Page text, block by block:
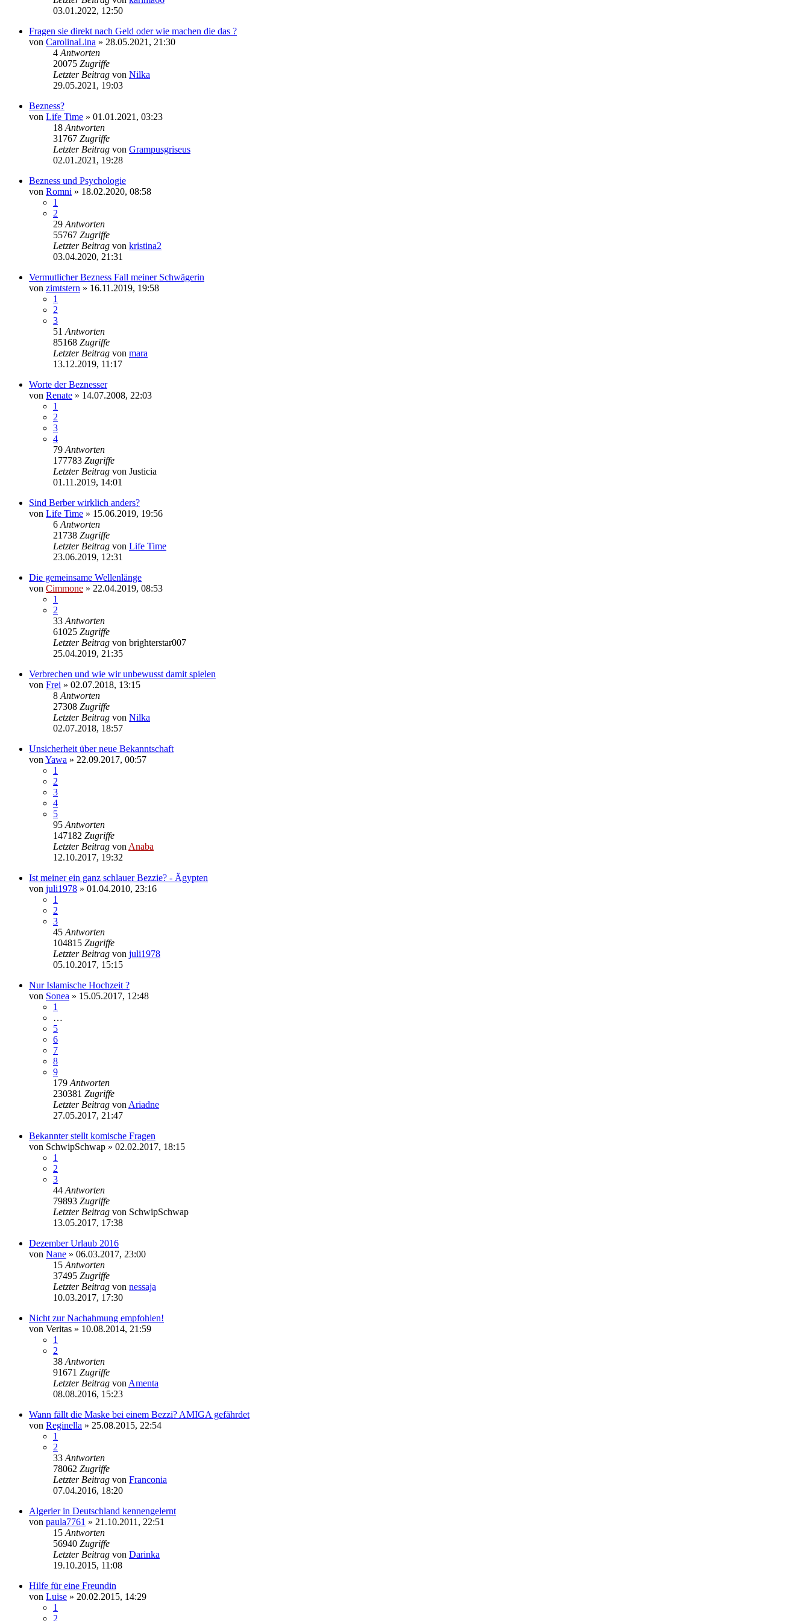
03.01.2022, 12:50
Fragen sie direkt nach Geld oder wie machen die das ?
von CarolinaLina » 28.05.2021, 21:30
4 Antworten
20075 Zugriffe
Letzter Beitrag von Nilka
29.05.2021, 19:03
Bezness?
von Life Time » 01.01.2021, 03:23
18 Antworten
31767 Zugriffe
Letzter Beitrag von Grampusgriseus
02.01.2021, 19:28
Bezness und Psychologie
von Romni » 18.02.2020, 08:58
1
2
29 Antworten
55767 Zugriffe
Letzter Beitrag von kristina2
03.04.2020, 21:31
Vermutlicher Bezness Fall meiner Schwägerin
von zimtstern » 16.11.2019, 19:58
1
2
3
51 Antworten
85168 Zugriffe
Letzter Beitrag von mara
13.12.2019, 11:17
Worte der Beznesser
von Renate » 14.07.2008, 22:03
1
2
3
4
79 Antworten
177783 Zugriffe
Letzter Beitrag von Justicia
01.11.2019, 14:01
Sind Berber wirklich anders?
von Life Time » 15.06.2019, 19:56
6 Antworten
21738 Zugriffe
Letzter Beitrag von Life Time
23.06.2019, 12:31
Die gemeinsame Wellenlänge
von Cimmone » 22.04.2019, 08:53
1
2
33 Antworten
61025 Zugriffe
Letzter Beitrag von brighterstar007
25.04.2019, 21:35
Verbrechen und wie wir unbewusst damit spielen
von Frei » 02.07.2018, 13:15
8 Antworten
27308 Zugriffe
Letzter Beitrag von Nilka
02.07.2018, 18:57
Unsicherheit über neue Bekanntschaft
von Yawa » 22.09.2017, 00:57
1
2
3
4
5
95 Antworten
147182 Zugriffe
Letzter Beitrag von Anaba
12.10.2017, 19:32
Ist meiner ein ganz schlauer Bezzie? - Ägypten
von juli1978 » 01.04.2010, 23:16
1
2
3
45 Antworten
104815 Zugriffe
Letzter Beitrag von juli1978
05.10.2017, 15:15
Nur Islamische Hochzeit ?
von Sonea » 15.05.2017, 12:48
1
…
5
6
7
8
9
179 Antworten
230381 Zugriffe
Letzter Beitrag von Ariadne
27.05.2017, 21:47
Bekannter stellt komische Fragen
von SchwipSchwap » 02.02.2017, 18:15
1
2
3
44 Antworten
79893 Zugriffe
Letzter Beitrag von SchwipSchwap
13.05.2017, 17:38
Dezember Urlaub 2016
von Nane » 06.03.2017, 23:00
15 Antworten
37495 Zugriffe
Letzter Beitrag von nessaja
10.03.2017, 17:30
Nicht zur Nachahmung empfohlen!
von Veritas » 10.08.2014, 21:59
1
2
38 Antworten
91671 Zugriffe
Letzter Beitrag von Amenta
08.08.2016, 15:23
Wann fällt die Maske bei einem Bezzi? AMIGA gefährdet
von Reginella » 25.08.2015, 22:54
1
2
33 Antworten
78062 Zugriffe
Letzter Beitrag von Franconia
07.04.2016, 18:20
Algerier in Deutschland kennengelernt
von paula7761 » 21.10.2011, 22:51
15 Antworten
56940 Zugriffe
Letzter Beitrag von Darinka
19.10.2015, 11:08
Hilfe für eine Freundin
von Luise » 20.02.2015, 14:29
1
2